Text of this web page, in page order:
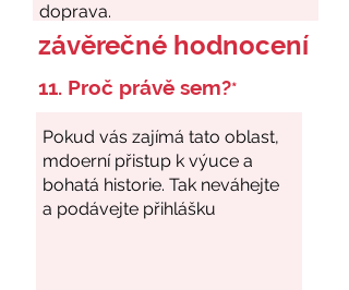
závěrečné hodnocení
11. Proč právě sem?*